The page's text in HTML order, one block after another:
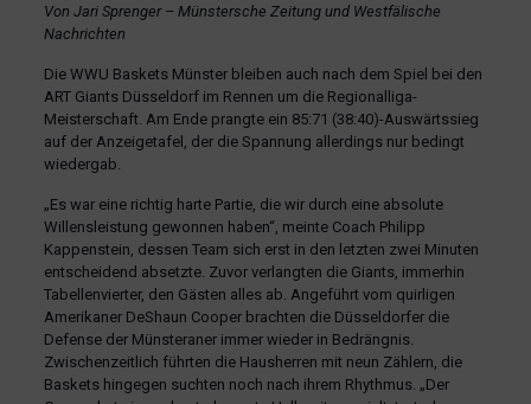
Von Jari Sprenger – Münstersche Zeitung und Westfälische
Nachrichten
Die WWU Baskets Münster bleiben auch nach dem Spiel bei den
ART Giants Düsseldorf im Rennen um die Regionalliga-
Meisterschaft. Am Ende prangte ein 85:71 (38:40)-Auswärtssieg
auf der Anzeigetafel, der die Spannung allerdings nur bedingt
wiedergab.
„Es war eine richtig harte Partie, die wir durch eine absolute
Willensleistung gewonnen haben“, meinte Coach Philipp
Kappenstein, dessen Team sich erst in den letzten zwei Minuten
entscheidend absetzte. Zuvor verlangten die Giants, immerhin
Tabellenvierter, den Gästen alles ab. Angeführt vom quirligen
Amerikaner DeShaun Cooper brachten die Düsseldorfer die
Defense der Münsteraner immer wieder in Bedrängnis.
Zwischenzeitlich führten die Hausherren mit neun Zählern, die
Baskets hingegen suchten noch nach ihrem Rhythmus. „Der